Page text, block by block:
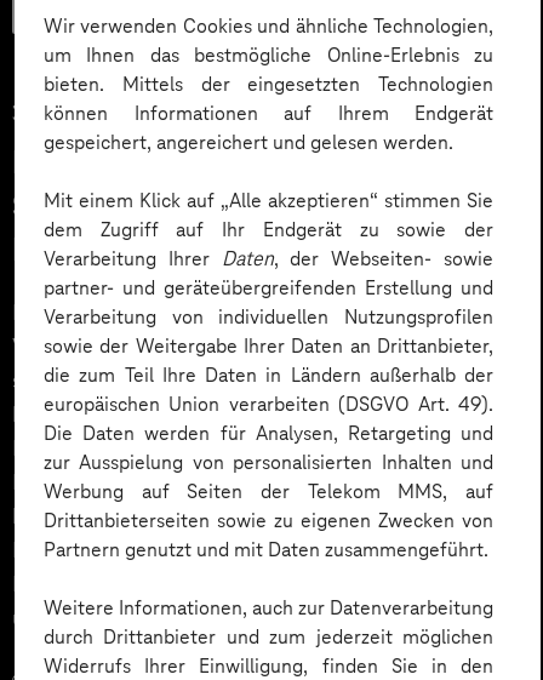
Wir verwenden Cookies und ähnliche Technologien,
um Ihnen das bestmögliche Online-Erlebnis zu
bieten. Mittels der eingesetzten Technologien
können Informationen auf Ihrem Endgerät
gespeichert, angereichert und gelesen werden.
Mit einem Klick auf „Alle akzeptieren“ stimmen Sie
dem Zugriff auf Ihr Endgerät zu sowie der
Verarbeitung Ihrer Daten, der Webseiten- sowie
partner- und geräteübergreifenden Erstellung und
Verarbeitung von individuellen Nutzungsprofilen
sowie der Weitergabe Ihrer Daten an Drittanbieter,
die zum Teil Ihre Daten in Ländern außerhalb der
europäischen Union verarbeiten (DSGVO Art. 49).
Die Daten werden für Analysen, Retargeting und
zur Ausspielung von personalisierten Inhalten und
Werbung auf Seiten der Telekom MMS, auf
Drittanbieterseiten sowie zu eigenen Zwecken von
Partnern genutzt und mit Daten zusammengeführt.
Weitere Informationen, auch zur Datenverarbeitung
durch Drittanbieter und zum jederzeit möglichen
Widerrufs Ihrer Einwilligung, finden Sie in den
Intelligenz
30.09.2025
KI statt Agentur? Der Weg zum
Self Service mit KI-Agent
Marketing
KI im Marketing statt Agentur? Erfahren Sie, welche
Vorteile die Umstellung auf Self-Service-Prozesse mit
sich bringt, wie Unternehmen ihre Kampagnen
beispielsweise durch automatisierte Content-
Erstellung verbessern können, und welche
Einsparpotenziale sich realisieren lassen. Mit
konkreten Beispielen und einem Self-Check zur
Datenreife wird der Weg zur datengetriebenen
Marketingorganisation nachvollziehbar und
umsetzbar.